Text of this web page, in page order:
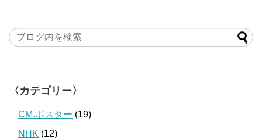
〈カテゴリー〉
CM.ポスター (19)
NHK (12)